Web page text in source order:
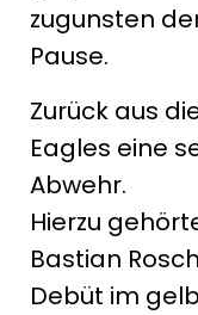
zugunsten
Pause.
Zurück aus
Eagles eine
Abwehr.
Hierzu
Bastian
Debüt im